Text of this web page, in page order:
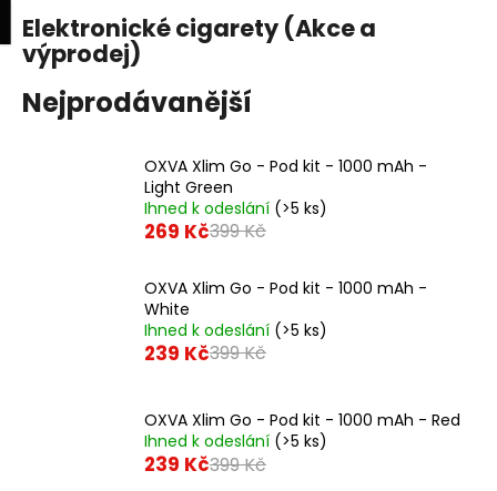
Přejít
na
obsah
Elektronické cigarety (Akce a
výprodej)
Nejprodávanější
OXVA Xlim Go - Pod kit - 1000 mAh -
Light Green
Ihned k odeslání (>5 ks)
269 Kč399 Kč
OXVA Xlim Go - Pod kit - 1000 mAh -
White
Ihned k odeslání (>5 ks)
239 Kč399 Kč
OXVA Xlim Go - Pod kit - 1000 mAh - Red
Ihned k odeslání (>5 ks)
239 Kč399 Kč
o Zpět
Zpět
C